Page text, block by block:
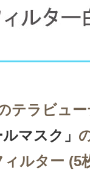
テラビュ
マスク」
ルター (5